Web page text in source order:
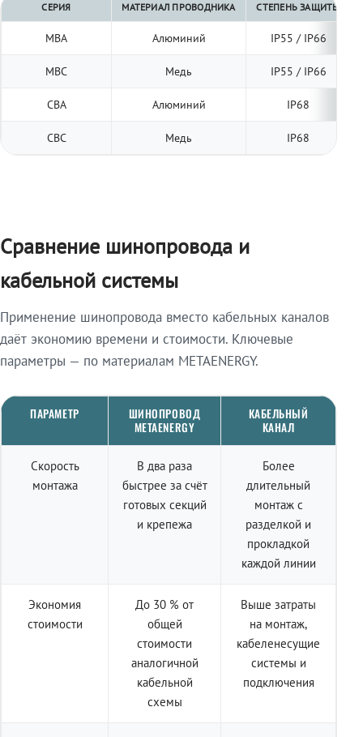
СЕРИЯ МАТЕРИАЛ ПРОВОДНИКА СТЕПЕНЬ ЗАЩИТЫ
МВА Алюминий IP55 / IP66
МВС Медь IP55 / IP66
СВА Алюминий IP68
СВС Медь IP68
Сравнение шинопровода и
кабельной системы
Применение шинопровода вместо кабельных каналов
даёт экономию времени и стоимости. Ключевые
параметры — по материалам METAENERGY.
ПАРАМЕТР
ШИНОПРОВОД
METAENERGY
КАБЕЛЬНЫЙ
КАНАЛ
Скорость
монтажа
В два раза
быстрее за счёт
готовых секций
и крепежа
Более
длительный
монтаж с
разделкой и
прокладкой
каждой линии
Экономия
стоимости
До 30 % от
общей
стоимости
аналогичной
кабельной
схемы
Выше затраты
на монтаж,
кабеленесущие
системы и
подключения